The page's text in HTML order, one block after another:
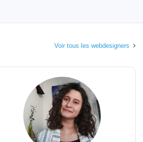
Voir tous les webdesigners